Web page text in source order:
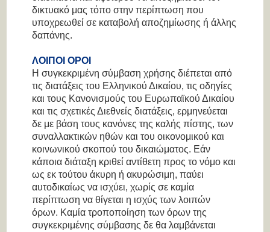
δικτυακό μας τόπο στην περίπτωση που
υποχρεωθεί σε καταβολή αποζημίωσης ή άλλης
δαπάνης.
ΛΟΙΠΟΙ ΟΡΟΙ
Η συγκεκριμένη σύμβαση χρήσης διέπεται από
τις διατάξεις του Ελληνικού Δικαίου, τις οδηγίες
και τους Κανονισμούς του Ευρωπαϊκού Δικαίου
και τις σχετικές Διεθνείς διατάξεις, ερμηνεύεται
δε με βάση τους κανόνες της καλής πίστης, των
συναλλακτικών ηθών και του οικονομικού και
κοινωνικού σκοπού του δικαιώματος. Εάν
κάποια διάταξη κριθεί αντίθετη προς το νόμο και
ως εκ τούτου άκυρη ή ακυρώσιμη, παύει
αυτοδικαίως να ισχύει, χωρίς σε καμία
περίπτωση να θίγεται η ισχύς των λοιπών
όρων. Καμία τροποποίηση των όρων της
συγκεκριμένης σύμβασης δε θα λαμβάνεται